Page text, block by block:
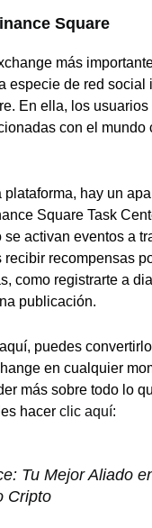
Square
más
especie de red social
En ella, los
con el mundo
plataforma, hay un
Square Task
se activan eventos a
recibir recompensas
como registrarte a
publicación.
puedes
en cualquier
más sobre todo lo
hacer clic aquí:
Tu Mejor Aliado
Cripto